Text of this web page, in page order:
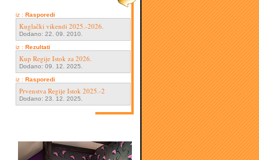
iz : Rasporedi
Kuglački vikendi 2025.-2026.
Dodano: 22. 09. 2010.
iz : Rezultati
Kup Regije Istok za 2026.
Dodano: 09. 12. 2025.
iz : Rasporedi
Prvenstva Regije Istok 2025.-2
Dodano: 23. 12. 2025.